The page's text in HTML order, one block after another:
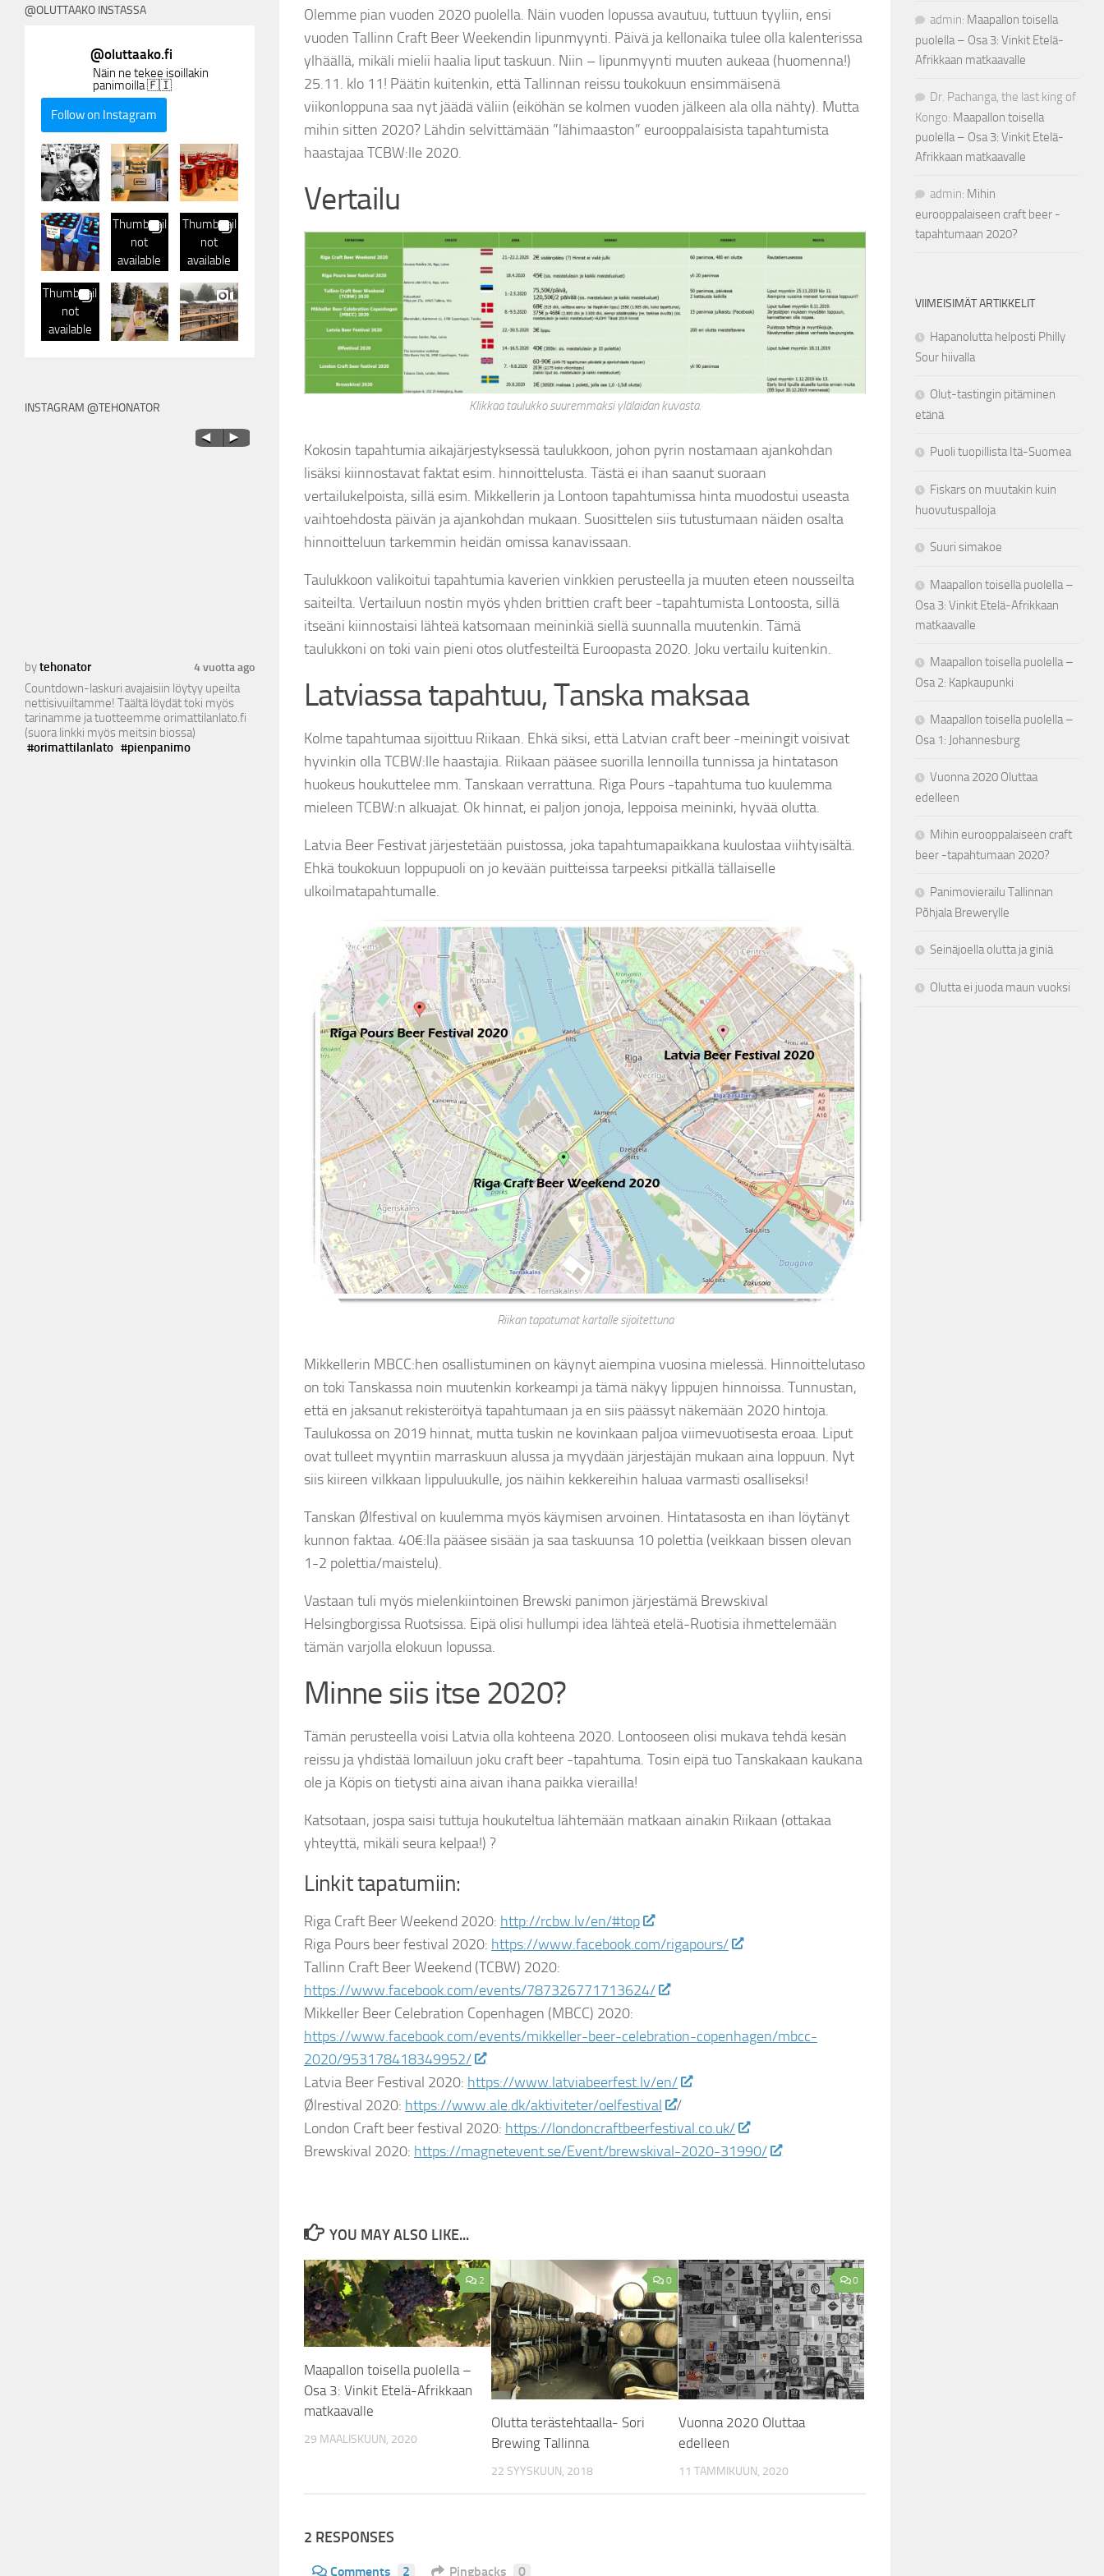
Olemme pian vuoden 2020 puolella. Näin vuoden lopussa avautuu, tuttuun tyyliin, ensi
vuoden Tallinn Craft Beer Weekendin lipunmyynti. Päivä ja kellonaika tulee olla kalenterissa
ylhäällä, mikäli mielii haalia liput taskuun. Niin – lipunmyynti muuten aukeaa (huomenna!)
25.11. klo 11! Päätin kuitenkin, että Tallinnan reissu toukokuun ensimmäisenä
viikonloppuna saa nyt jäädä väliin (eiköhän se kolmen vuoden jälkeen ala olla nähty). Mutta
mihin sitten 2020? Lähdin selvittämään ”lähimaaston” eurooppalaisista tapahtumista
haastajaa TCBW:lle 2020.
Vertailu
Klikkaa taulukko suuremmaksi ylälaidan kuvasta.
Kokosin tapahtumia aikajärjestyksessä taulukkoon, johon pyrin nostamaan ajankohdan
lisäksi kiinnostavat faktat esim. hinnoittelusta. Tästä ei ihan saanut suoraan
vertailukelpoista, sillä esim. Mikkellerin ja Lontoon tapahtumissa hinta muodostui useasta
vaihtoehdosta päivän ja ajankohdan mukaan. Suosittelen siis tutustumaan näiden osalta
hinnoitteluun tarkemmin heidän omissa kanavissaan.
Taulukkoon valikoitui tapahtumia kaverien vinkkien perusteella ja muuten eteen nousseilta
saiteilta. Vertailuun nostin myös yhden brittien craft beer -tapahtumista Lontoosta, sillä
itseäni kiinnostaisi lähteä katsomaan meininkiä siellä suunnalla muutenkin. Tämä
taulukkoni on toki vain pieni otos olutfesteiltä Euroopasta 2020. Joku vertailu kuitenkin.
Latviassa tapahtuu, Tanska maksaa
Kolme tapahtumaa sijoittuu Riikaan. Ehkä siksi, että Latvian craft beer -meiningit voisivat
hyvinkin olla TCBW:lle haastajia. Riikaan pääsee suorilla lennoilla tunnissa ja hintatason
huokeus houkuttelee mm. Tanskaan verrattuna. Riga Pours -tapahtuma tuo kuulemma
mieleen TCBW:n alkuajat. Ok hinnat, ei paljon jonoja, leppoisa meininki, hyvää olutta.
Latvia Beer Festivat järjestetään puistossa, joka tapahtumapaikkana kuulostaa viihtyisältä.
Ehkä toukokuun loppupuoli on jo kevään puitteissa tarpeeksi pitkällä tällaiselle
ulkoilmatapahtumalle.
Riikan tapatumat kartalle sijoitettuna
Mikkellerin MBCC:hen osallistuminen on käynyt aiempina vuosina mielessä. Hinnoittelutaso
on toki Tanskassa noin muutenkin korkeampi ja tämä näkyy lippujen hinnoissa. Tunnustan,
että en jaksanut rekisteröityä tapahtumaan ja en siis päässyt näkemään 2020 hintoja.
Taulukossa on 2019 hinnat, mutta tuskin ne kovinkaan paljoa viimevuotisesta eroaa. Liput
ovat tulleet myyntiin marraskuun alussa ja myydään järjestäjän mukaan aina loppuun. Nyt
siis kiireen vilkkaan lippuluukulle, jos näihin kekkereihin haluaa varmasti osalliseksi!
Tanskan Ølfestival on kuulemma myös käymisen arvoinen. Hintatasosta en ihan löytänyt
kunnon faktaa. 40€:lla pääsee sisään ja saa taskuunsa 10 polettia (veikkaan bissen olevan
1-2 polettia/maistelu).
Vastaan tuli myös mielenkiintoinen Brewski panimon järjestämä Brewskival
Helsingborgissa Ruotsissa. Eipä olisi hullumpi idea lähteä etelä-Ruotisia ihmettelemään
tämän varjolla elokuun lopussa.
Minne siis itse 2020?
Tämän perusteella voisi Latvia olla kohteena 2020. Lontooseen olisi mukava tehdä kesän
reissu ja yhdistää lomailuun joku craft beer -tapahtuma. Tosin eipä tuo Tanskakaan kaukana
ole ja Köpis on tietysti aina aivan ihana paikka vierailla!
Katsotaan, jospa saisi tuttuja houkuteltua lähtemään matkaan ainakin Riikaan (ottakaa
yhteyttä, mikäli seura kelpaa!) ?
Linkit tapatumiin:
Riga Craft Beer Weekend 2020: http://rcbw.lv/en/#top
Riga Pours beer festival 2020: https://www.facebook.com/rigapours/
Tallinn Craft Beer Weekend (TCBW) 2020:
https://www.facebook.com/events/787326771713624/
Mikkeller Beer Celebration Copenhagen (MBCC) 2020:
https://www.facebook.com/events/mikkeller-beer-celebration-copenhagen/mbcc-
2020/953178418349952/
Latvia Beer Festival 2020: https://www.latviabeerfest.lv/en/
Ølrestival 2020: https://www.ale.dk/aktiviteter/oelfestival
/
London Craft beer festival 2020: https://londoncraftbeerfestival.co.uk/
Brewskival 2020: https://magnetevent.se/Event/brewskival-2020-31990/
YOU MAY ALSO LIKE...
2
Maapallon toisella puolella –
Osa 3: Vinkit Etelä-Afrikkaan
matkaavalle
29 MAALISKUUN, 2020
0
Olutta terästehtaalla- Sori
Brewing Tallinna
22 SYYSKUUN, 2018
0
Vuonna 2020 Oluttaa
edelleen
11 TAMMIKUUN, 2020
2 RESPONSES
Comments 2 Pingbacks 0
@OLUTTAAKO INSTASSA
@oluttaako.fi
Näin ne tekee isoillakin
panimoilla 🇫🇮
Follow on Instagram
Thumbnail
not
available
Thumbnail
not
available
Thumbnail
not
available
INSTAGRAM @TEHONATOR
bytehonator 4 vuotta ago
Countdown-laskuri avajaisiin löytyy upeilta
nettisivuiltamme! Täältä löydät toki myös
tarinamme ja tuotteemme orimattilanlato.fi
(suora linkki myös meitsin biossa)
#orimattilanlato #pienpanimo
Vasemmalta oikealle - 2016: 20 litraa / 2022:
1100 litraa. Näillä tummilla sotaratsuilla on
Brewsky X Omnipollo Blueberry Fluff Forever
Gose@barski .fi#brewski
#brewskihelsinki
4 vuotta ago
@craftbeerhelsinki
#craftbeerhelsinki
#craftbeer
bytehonator
Välillä kaadetaan olutta
pohtimaan, että mihinköhän
Hämeentien Pien Brewpubin
admin: Maapallon toisella
puolella – Osa 3: Vinkit Etelä-
Afrikkaan matkaavalle
Dr. Pachanga, the last king of
Kongo: Maapallon toisella
puolella – Osa 3: Vinkit Etelä-
Afrikkaan matkaavalle
admin: Mihin
eurooppalaiseen craft beer -
tapahtumaan 2020?
VIIMEISIMÄT ARTIKKELIT
Hapanolutta helposti Philly
Sour hiivalla
Olut-tastingin pitäminen
etänä
Puoli tuopillista Itä-Suomea
Fiskars on muutakin kuin
huovutuspalloja
Suuri simakoe
Maapallon toisella puolella –
Osa 3: Vinkit Etelä-Afrikkaan
matkaavalle
Maapallon toisella puolella –
Osa 2: Kapkaupunki
Maapallon toisella puolella –
Osa 1: Johannesburg
Vuonna 2020 Oluttaa
edelleen
Mihin eurooppalaiseen craft
beer -tapahtumaan 2020?
Panimovierailu Tallinnan
Põhjala Brewerylle
Seinäjoella olutta ja giniä
Olutta ei juoda maun vuoksi